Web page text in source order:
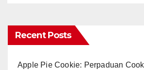
Recent Posts
Apple Pie Cookie: Perpaduan